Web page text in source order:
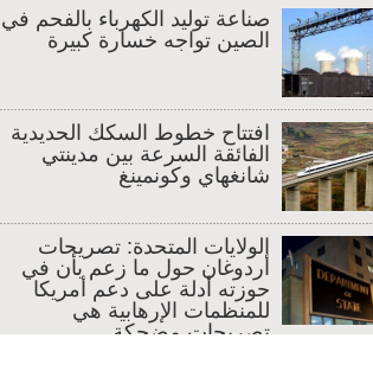
صناعة توليد الكهرباء بالفحم في
الصين تواجه خسارة كبيرة
افتتاح خطوط السكك الحديدية
الفائقة السرعة بين مدينتي
شانغهاي وكونمينغ
الولايات المتحدة: تصريحات
أردوغان حول ما زعم بأن في
حوزته أدلة على دعم أمريكا
للمنظمات الإرهابية هي
تصريحات مضحكة